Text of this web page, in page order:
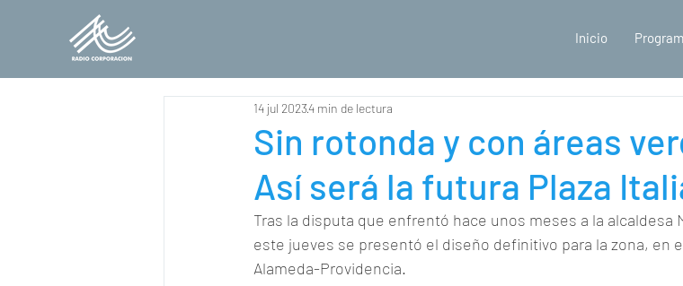
Inicio
Sin rotonda y con áreas
Así será la futura Plaza
14 jul 20234 min de lectura
Tras la disputa que enfrentó hace unos meses a la alcaldesa
este jueves se presentó el diseño definitivo para la zona, en
Alameda-Providencia.